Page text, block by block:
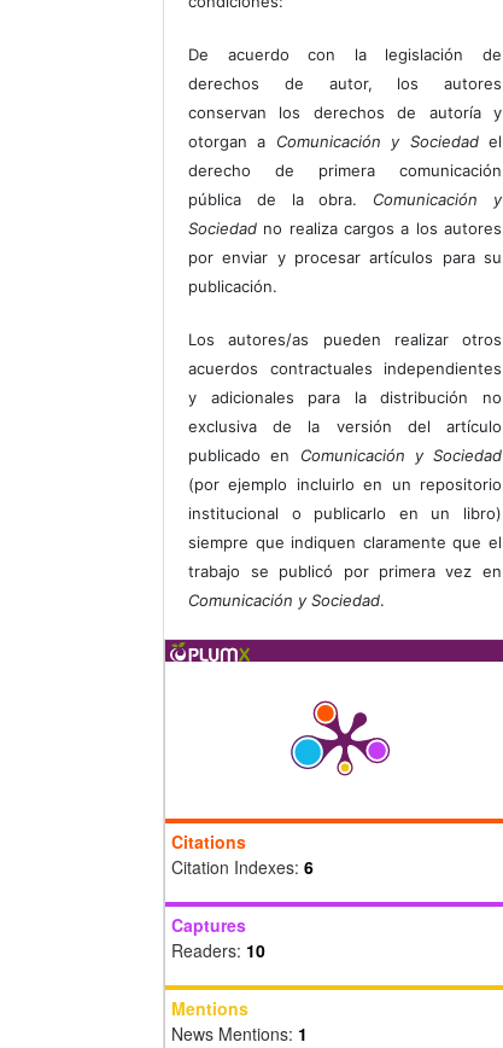
De acuerdo con la legislación de
derechos de autor, los autores
conservan los derechos de autoría y
otorgan a Comunicación y Sociedadel
derecho de primera comunicación
pública de la obra. Comunicación y
Sociedad no realiza cargos a los autores
por enviar y procesar artículos para su
publicación.
Los autores/as pueden realizar otros
acuerdos contractuales independientes
y adicionales para la distribución no
exclusiva de la versión del artículo
publicado en Comunicación y Sociedad
(por ejemplo incluirlo en un repositorio
institucional o publicarlo en un libro)
siempre que indiquen claramente que el
trabajo se publicó por primera vez en
Comunicación y Sociedad.
Citations
Citation Indexes: 6
Captures
Readers: 10
Mentions
News Mentions: 1